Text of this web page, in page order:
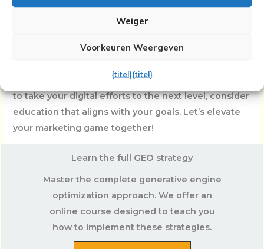
Weiger
Voorkeuren Weergeven
{titel}{titel}
In conclusion, SEO, AEO, and GEO are buzzwords
hope this article has clarified their meanings and
could enhance your online presence. If you’re ready
to take your digital efforts to the next level, consider
education that aligns with your goals. Let’s elevate
your marketing game together!
Learn the full GEO strategy
Master the complete generative engine
optimization approach. We offer an
online course designed to teach you
how to implement these strategies.